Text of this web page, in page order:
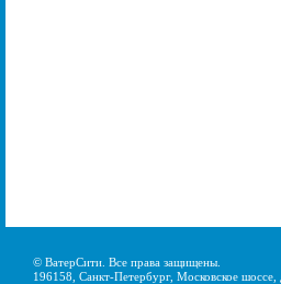
© ВатерСити. Все права защищены.
196158, Санкт-Петербург, Московское